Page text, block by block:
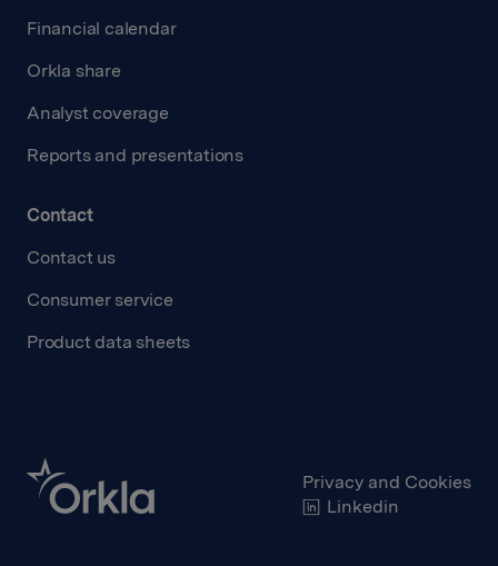
Financial calendar
Orkla share
Analyst coverage
Reports and presentations
Contact
Contact us
Consumer service
Product data sheets
Privacy and Cookies
Linkedin